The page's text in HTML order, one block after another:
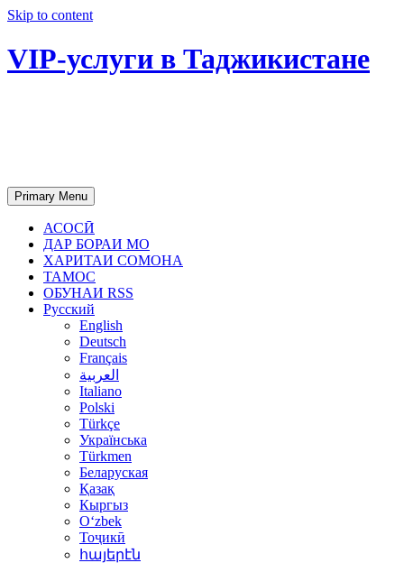
Skip to content
VIP-услуги в Таджикистане
Primary Menu
АСОСӢ
ДАР БОРАИ МО
ХАРИТАИ СОМОНА
ТАМОС
ОБУНАИ RSS
Русский
English
Deutsch
Français
العربية
Italiano
Polski
Türkçe
Українська
Türkmen
Беларуская
Қазақ
Кыргыз
Oʻzbek
Тоҷикӣ
հայերէն